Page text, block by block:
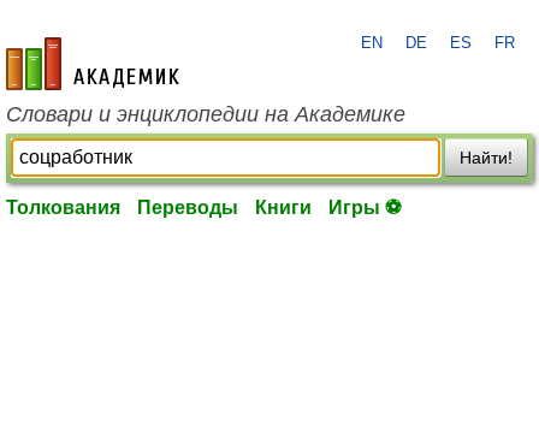
academic.ru
EN DE ES FR
Словари и энциклопедии на Академике
Найти!
Толкования Переводы Книги Игры ⚽